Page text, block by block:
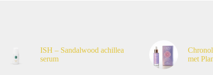
ISH – Sandalwood achillea
serum
met